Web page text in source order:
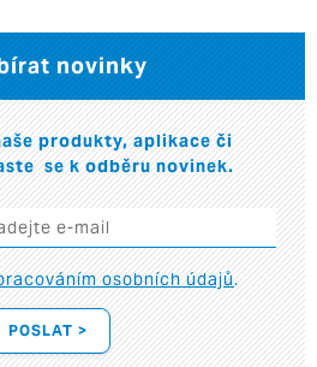
novinky
produkty, aplikace či
se k odběru novinek.
osobních údajů.
POSLAT >